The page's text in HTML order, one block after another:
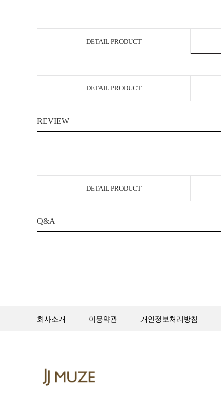
DETAIL PRODUCT
DETAIL PRODUCT
REVIEW
DETAIL PRODUCT
Q&A
회사소개 이용약관 개인정보처리방침